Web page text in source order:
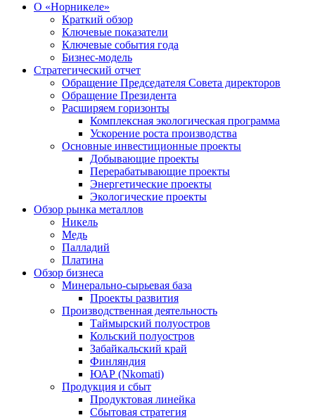
О «Норникеле»
Краткий обзор
Ключевые показатели
Ключевые события года
Бизнес-модель
Стратегический отчет
Обращение Председателя Совета директоров
Обращение Президента
Расширяем горизонты
Комплексная экологическая программа
Ускорение роста производства
Основные инвестиционные проекты
Добывающие проекты
Перерабатывающие проекты
Энергетические проекты
Экологические проекты
Обзор рынка металлов
Никель
Медь
Палладий
Платина
Обзор бизнеса
Минерально-сырьевая база
Проекты развития
Производственная деятельность
Таймырский полуостров
Кольский полуостров
Забайкальский край
Финляндия
ЮАР (Nkomati)
Продукция и сбыт
Продуктовая линейка
Сбытовая стратегия